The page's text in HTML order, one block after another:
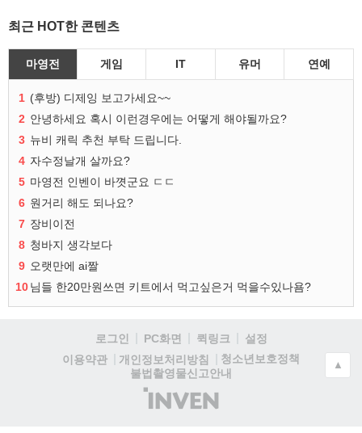
최근 HOT한 콘텐츠
마영전 게임 IT 유머 연예
1 (후방) 디제잉 보고가세요~~
2 안녕하세요 혹시 이런경우에는 어떻게 해야될까요?
3 뉴비 캐릭 추천 부탁 드립니다.
4 자수정날개 살까요?
5 마영전 인벤이 바꼇군요 ㄷㄷ
6 원거리 해도 되나요?
7 장비이전
8 청바지 생각보다
9 오랫만에 ai짤
10님들 한20만원쓰면 키트에서 먹고싶은거 먹을수있나욤?
로그인 PC화면 퀵링크
설정
이용약관
개인정보처리방침
청소년보호정책
불법촬영물신고안내
(주)
인
▲